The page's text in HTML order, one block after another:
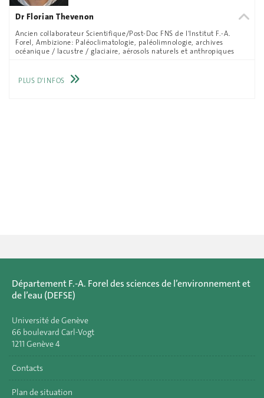
Dr Florian Thevenon
Ancien collaborateur Scientifique/Post-Doc FNS de l'Institut F.-A.
Forel, Ambizione: Paléoclimatologie, paléolimnologie, archives
océanique / lacustre / glaciaire, aérosols naturels et anthropiques
PLUS D'INFOS
Département F.-A. Forel des sciences de l’environnement et
de l’eau (DEFSE)
Université de Genève
66 boulevard Carl-Vogt
1211 Genève 4
Contacts
Plan de situation